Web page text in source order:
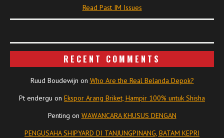
Read Past IM Issues
RECENT COMMENTS
Ruud Boudewijn on Who Are the Real Belanda Depok?
Pt endergu on Ekspor Arang Briket, Hampir 100% untuk Shisha
Penting on WAWANCARA KHUSUS DENGAN
PENGUSAHA SHIPYARD DI TANJUNGPINANG, BATAM KEPRI